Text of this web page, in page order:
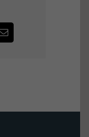
Email